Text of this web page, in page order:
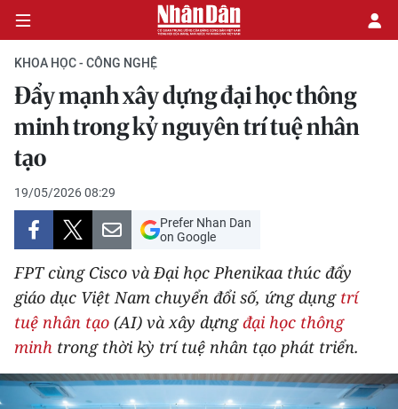
CHÍNH TRỊ
KINH TẾ
VĂN HÓA
XÃ HỘI
PHÁP LUẬT
DU LỊCH
THẾ GIỚI
KHOA HỌC - CÔNG NGHỆ
Đẩy mạnh xây dựng đại học thông
minh trong kỷ nguyên trí tuệ nhân
tạo
19/05/2026 08:29
Prefer Nhan Dan
on Google
FPT cùng Cisco và Đại học Phenikaa thúc đẩy
giáo dục Việt Nam chuyển đổi số, ứng dụng trí
tuệ nhân tạo (AI) và xây dựngđại học thông
minh trong thời kỳ trí tuệ nhân tạo phát triển.